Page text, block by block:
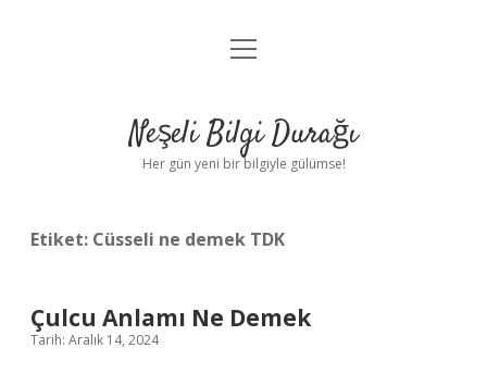
Anasayfa
Yasal Uyarı
menüyü
Neşeli Bilgi Durağı
Her gün yeni bir bilgiyle gülümse!
Etiket: Cüsseli ne demek TDK
Çulcu Anlamı Ne Demek
Tarih: Aralık 14, 2024